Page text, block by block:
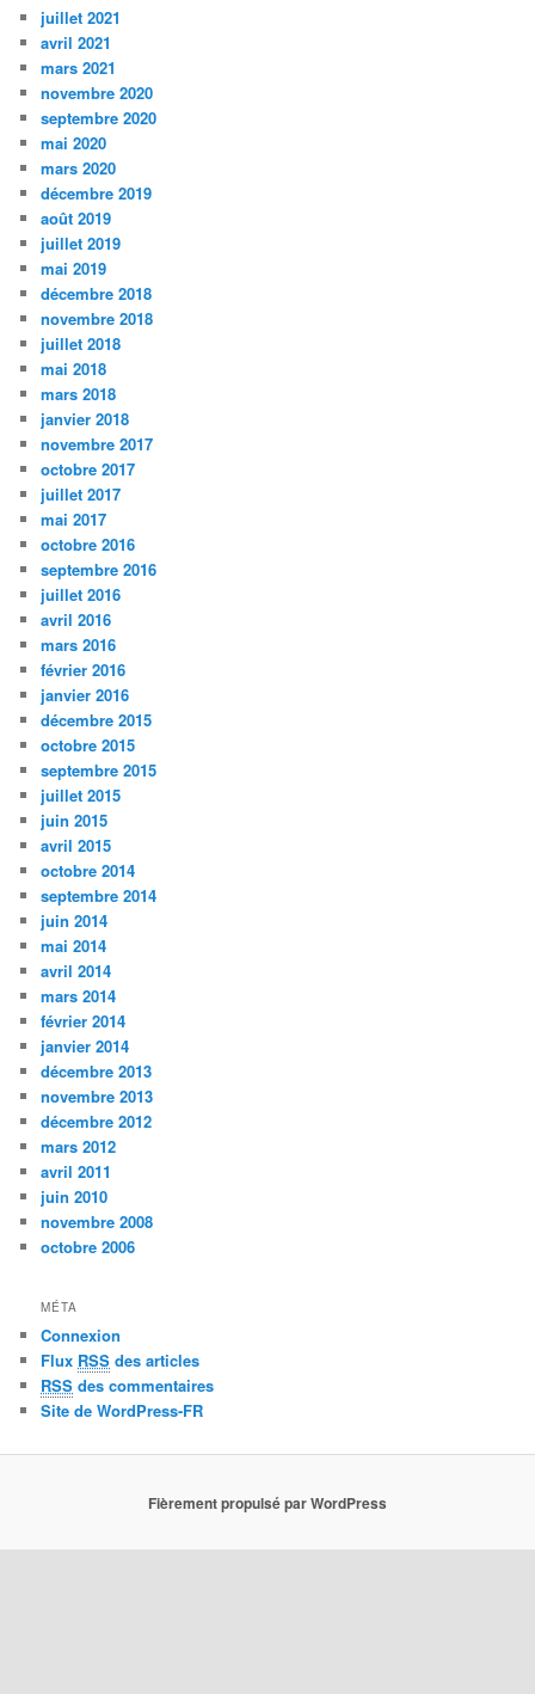
juillet 2021
avril 2021
mars 2021
novembre 2020
septembre 2020
mai 2020
mars 2020
décembre 2019
août 2019
juillet 2019
mai 2019
décembre 2018
novembre 2018
juillet 2018
mai 2018
mars 2018
janvier 2018
novembre 2017
octobre 2017
juillet 2017
mai 2017
octobre 2016
septembre 2016
juillet 2016
avril 2016
mars 2016
février 2016
janvier 2016
décembre 2015
octobre 2015
septembre 2015
juillet 2015
juin 2015
avril 2015
octobre 2014
septembre 2014
juin 2014
mai 2014
avril 2014
mars 2014
février 2014
janvier 2014
décembre 2013
novembre 2013
décembre 2012
mars 2012
avril 2011
juin 2010
novembre 2008
octobre 2006
MÉTA
Connexion
Flux RSS des articles
RSS des commentaires
Site de WordPress-FR
Fièrement propulsé par WordPress